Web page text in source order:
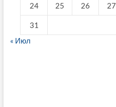
24 25 26 27
31
« Июл